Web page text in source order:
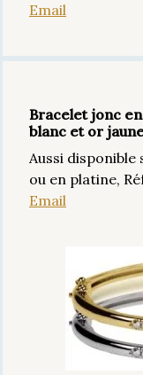
Email
Bracelet jonc
blanc et or
Aussi
ou en platine,
Email